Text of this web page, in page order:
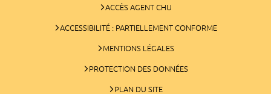
ACCÈS AGENT CHU
ACCESSIBILITÉ : PARTIELLEMENT CONFORME
MENTIONS LÉGALES
PROTECTION DES DONNÉES
PLAN DU SITE